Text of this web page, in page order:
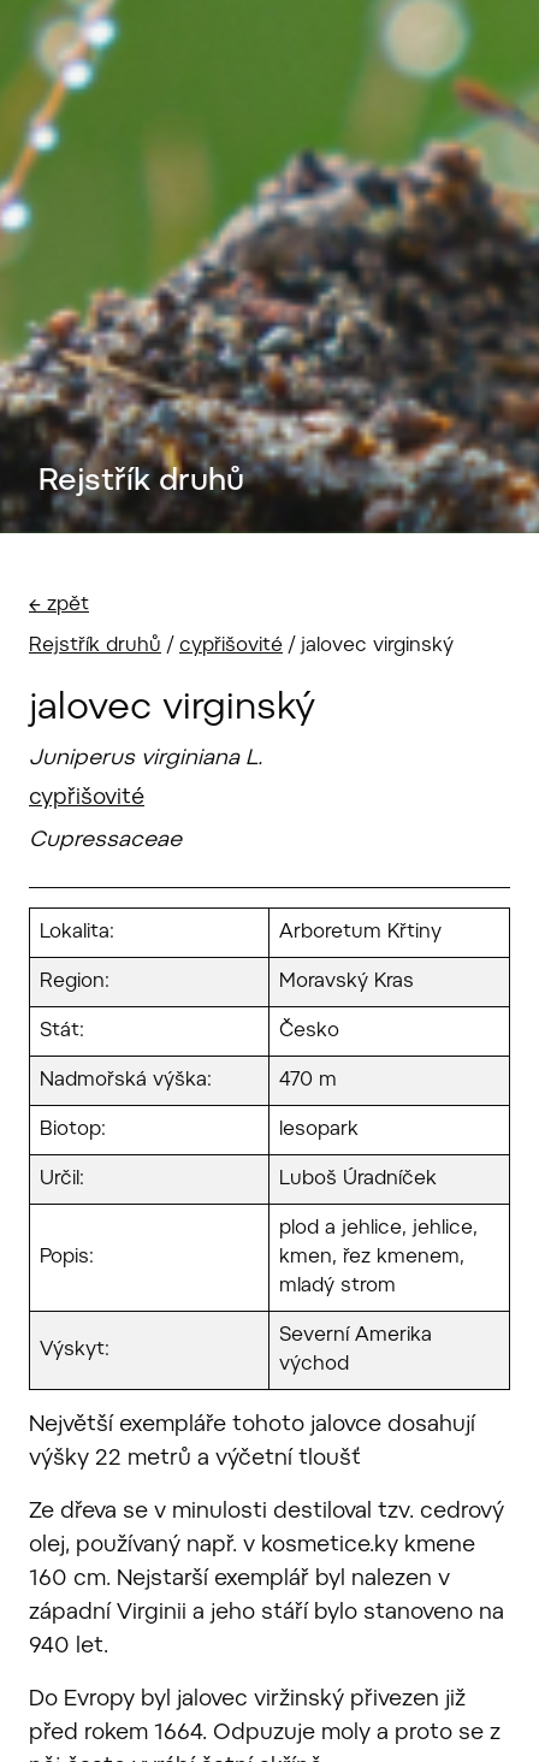
Rejstřík druhů
← zpět
Rejstřík druhů / cypřišovité / jalovec virginský
jalovec virginský
Juniperus virginiana L.
cypřišovité
Cupressaceae
Lokalita: Arboretum Křtiny
Region: Moravský Kras
Stát: Česko
Nadmořská výška: 470 m
Biotop: lesopark
Určil: Luboš Úradníček
Popis:
plod a jehlice, jehlice,
kmen, řez kmenem,
mladý strom
Výskyt:
Severní Amerika
východ
Největší exempláře tohoto jalovce dosahují
výšky 22 metrů a výčetní tloušť
Ze dřeva se v minulosti destiloval tzv. cedrový
olej, používaný např. v kosmetice.ky kmene
160 cm. Nejstarší exemplář byl nalezen v
západní Virginii a jeho stáří bylo stanoveno na
940 let.
Do Evropy byl jalovec viržinský přivezen již
před rokem 1664. Odpuzuje moly a proto se z